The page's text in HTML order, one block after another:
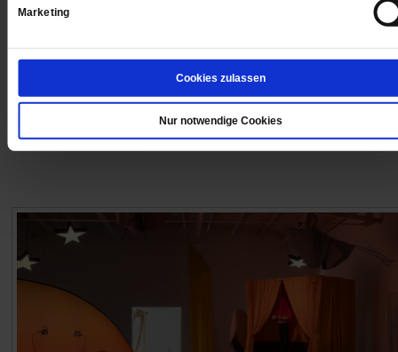
Marketing
Cookies zulassen
Nur notwendige Cookies
Christian Stäblein
Berliner Bischof »schwer schockiert« über Anschlag
mutmaßlich Rechtsextremer auf Wohnung eines